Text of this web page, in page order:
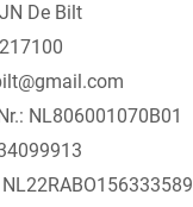
De Bilt
NL806001070B01
NL22RABO156333589